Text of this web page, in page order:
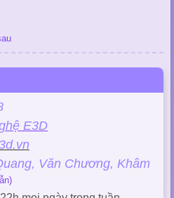
E3D
Văn Chương, Khâm